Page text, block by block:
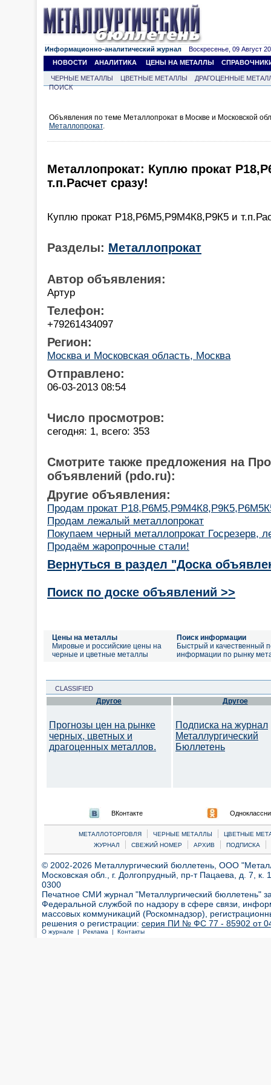
Информационно-аналитический журнал Воскресенье, 09 Август
НОВОСТИ
АНАЛИТИКА ЦЕНЫ НА МЕТАЛЛЫ
ЧЕРНЫЕ МЕТАЛЛЫ ЦВЕТНЫЕ МЕТАЛЛЫ
ДРАГОЦЕННЫЕ
ПОИСК
Объявления по теме Металлопрокат в Москве и Московской
Металлопрокат.
Металлопрокат: Куплю прокат
т.п.Расчет сразу!
Куплю прокат Р18,Р6М5,Р9М4К8,Р9К5 и
Разделы: Металлопрокат
Автор объявления:
Артур
Телефон:
+79261434097
Регион:
Москва и Московская область, Москва
Отправлено:
06-03-2013 08:54
Число просмотров:
сегодня: 1, всего: 353
Смотрите также предложения на
объявлений (pdo.ru):
Другие объявления:
Продам прокат
Продам лежалый металлопрокат
Покупаем черный металлопрокат Госрезерв,
Продаём жаропрочные стали!
Вернуться в раздел "Доска
Поиск по доске объявлений >>
Цены на металлы
Мировые и российские цены на
черные и цветные металлы
Поиск информации
Быстрый и качественный
информации по рынку
CLASSIFIED
Другое
Прогнозы цен на рынке
черных, цветных и
драгоценных металлов.
Другое
Подписка на журнал
Металлургический
Бюллетень
ВКонтакте
МЕТАЛЛОТОРГОВЛЯ | ЧЕРНЫЕ МЕТАЛЛЫ |
ЦВЕТНЫЕ
ЖУРНАЛ
| СВЕЖИЙ НОМЕР | АРХИВ | ПОДПИСКА |
© 2002-2026 Металлургический бюллетень, ООО
Московская обл., г. Долгопрудный, пр-т Пацаева, д. 7,
0300
Печатное СМИ журнал "Металлургический бюллетень"
Федеральной службой по надзору в сфере связи,
массовых коммуникаций (Роскомнадзор),
решения о регистрации: серия ПИ № ФС 77 - 85902 от 04
О журнале | Реклама | Контакты